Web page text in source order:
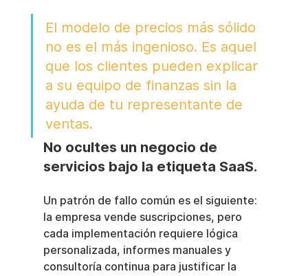
El modelo de precios más sólido
no es el más ingenioso. Es aquel
que los clientes pueden explicar
a su equipo de finanzas sin la
ayuda de tu representante de
ventas.
No ocultes un negocio de
servicios bajo la etiqueta SaaS.
Un patrón de fallo común es el siguiente:
la empresa vende suscripciones, pero
cada implementación requiere lógica
personalizada, informes manuales y
consultoría continua para justificar la